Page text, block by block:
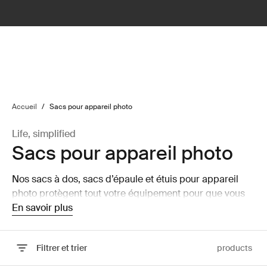
Accueil / Sacs pour appareil photo
Life, simplified
Sacs pour appareil photo
Nos sacs à dos, sacs d’épaule et étuis pour appareil
photo protègent tout votre équipement pour que vous
puissiez vous concentrer et réaliser les meilleurs
En savoir plus
Filtrer et trier products